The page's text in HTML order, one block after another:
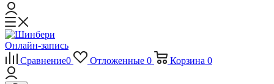
Онлайн-запись
Сравнение0 Отложенные 0 Корзина 0